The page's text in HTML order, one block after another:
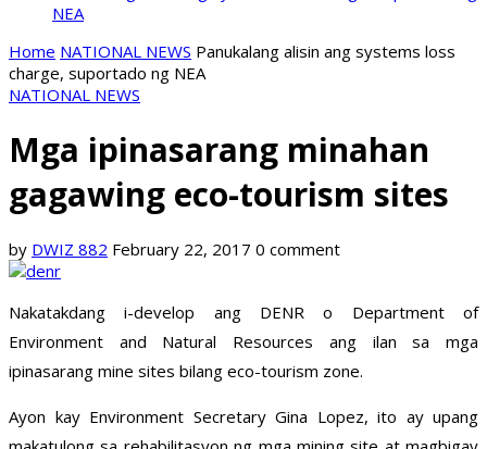
NEA
Home NATIONAL NEWS Panukalang alisin ang systems loss
charge, suportado ng NEA
NATIONAL NEWS
Mga ipinasarang minahan
gagawing eco-tourism sites
by DWIZ 882 February 22, 2017 0 comment
Nakatakdang i-develop ang DENR o Department of
Environment and Natural Resources ang ilan sa mga
ipinasarang mine sites bilang eco-tourism zone.
Ayon kay Environment Secretary Gina Lopez, ito ay upang